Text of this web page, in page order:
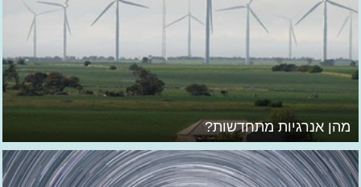
מהן אנרגיות מתחדשות?